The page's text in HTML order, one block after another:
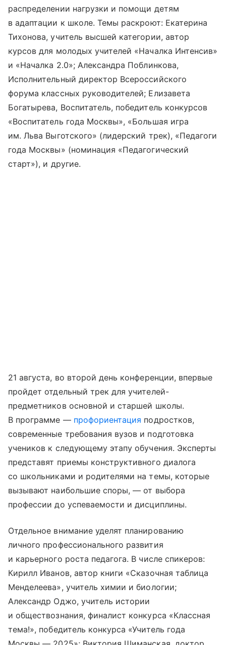
распределении нагрузки и помощи детям
в адаптации к школе. Темы раскроют: Екатерина
Тихонова, учитель высшей категории, автор
курсов для молодых учителей «Началка Интенсив»
и «Началка 2.0»; Александра Поблинкова,
Исполнительный директор Всероссийского
форума классных руководителей; Елизавета
Богатырева, Воспитатель, победитель конкурсов
«Воспитатель года Москвы», «Большая игра
им. Льва Выготского» (лидерский трек), «Педагоги
года Москвы» (номинация «Педагогический
старт»), и другие.
21 августа, во второй день конференции, впервые
пройдет отдельный трек для учителей-
предметников основной и старшей школы.
В программе — профориентация подростков,
современные требования вузов и подготовка
учеников к следующему этапу обучения. Эксперты
представят приемы конструктивного диалога
со школьниками и родителями на темы, которые
вызывают наибольшие споры, — от выбора
профессии до успеваемости и дисциплины.
Отдельное внимание уделят планированию
личного профессионального развития
и карьерного роста педагога. В числе спикеров:
Кирилл Иванов, автор книги «Сказочная таблица
Менделеева», учитель химии и биологии;
Александр Оджо, учитель истории
и обществознания, финалист конкурса «Классная
тема!», победитель конкурса «Учитель года